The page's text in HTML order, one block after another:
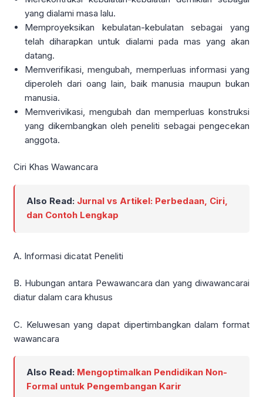
yang dialami masa lalu.
Memproyeksikan kebulatan-kebulatan sebagai yang
telah diharapkan untuk dialami pada mas yang akan
datang.
Memverifikasi, mengubah, memperluas informasi yang
diperoleh dari oang lain, baik manusia maupun bukan
manusia.
Memverivikasi, mengubah dan memperluas konstruksi
yang dikembangkan oleh peneliti sebagai pengecekan
anggota.
Ciri Khas Wawancara
Also Read: Jurnal vs Artikel: Perbedaan, Ciri,
dan Contoh Lengkap
A. Informasi dicatat Peneliti
B. Hubungan antara Pewawancara dan yang diwawancarai
diatur dalam cara khusus
C. Keluwesan yang dapat dipertimbangkan dalam format
wawancara
Also Read: Mengoptimalkan Pendidikan Non-
Formal untuk Pengembangan Karir